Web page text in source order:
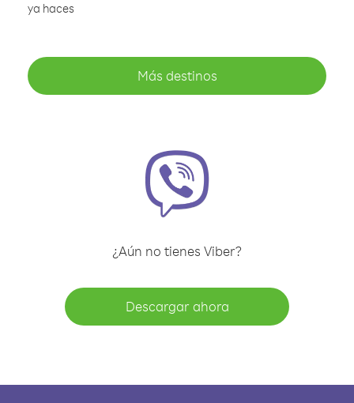
ya haces
Más destinos
¿Aún no tienes Viber?
Descargar ahora